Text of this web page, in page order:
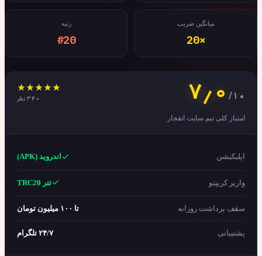
میانگین ضریب
20×
#20
۷٫۰/۱۰
امتیاز کلی تیم سایت انفجار
اپلیکیشن اندروید (APK)
واریز کریپتو تتر TRC20
سقف برداشت روزانه
پشتیبانی ۲۴/۷ تلگرام